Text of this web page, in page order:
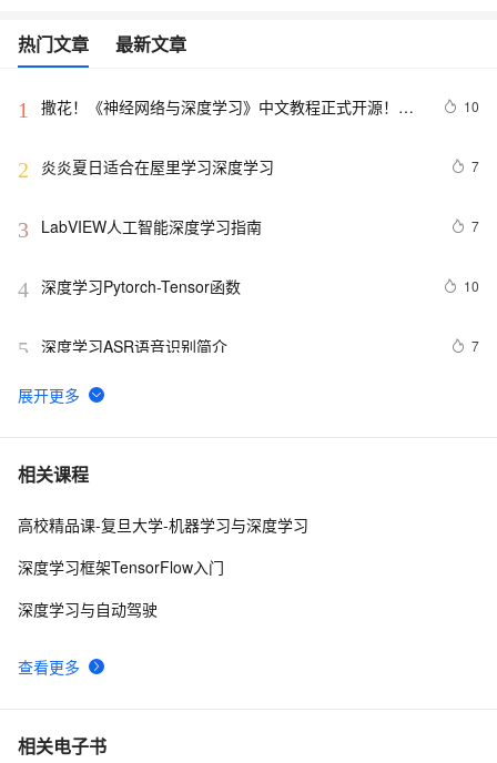
热门文章 最新文章
1
撒花！《神经网络与深度学习》中文教程正式开源！全
10
2 炎炎夏日适合在屋里学习深度学习 7
3 LabVIEW人工智能深度学习指南 7
4 深度学习Pytorch-Tensor函数 10
5 深度学习ASR语音识别简介 7
6
Kafka +深度学习+ MQTT搭建可扩展的物联网平台【附
7
8 深入理解深度学习中的卷积神经网络（CNN）：从原理到
习模型
相关课程
查看更多
高校精品课-复旦大学-机器学习与深度学习
深度学习框架TensorFlow入门
深度学习与自动驾驶
相关电子书